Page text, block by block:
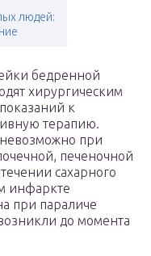
людей:
бедренной
хирургическим
к
терапию.
при
печеночной
сахарного
инфаркте
при параличе
до момента